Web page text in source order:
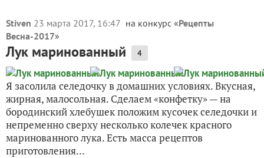
Stiven 23 марта 2017, 16:47 на конкурс «Рецепты
Весна-2017»
Лук маринованный 4
Я засолила селедочку в домашних условиях. Вкусная,
жирная, малосольная. Сделаем «конфетку» — на
бородинский хлебушек положим кусочек селедочки и
непременно сверху несколько колечек красного
маринованного лука. Есть масса рецептов
приготовления...